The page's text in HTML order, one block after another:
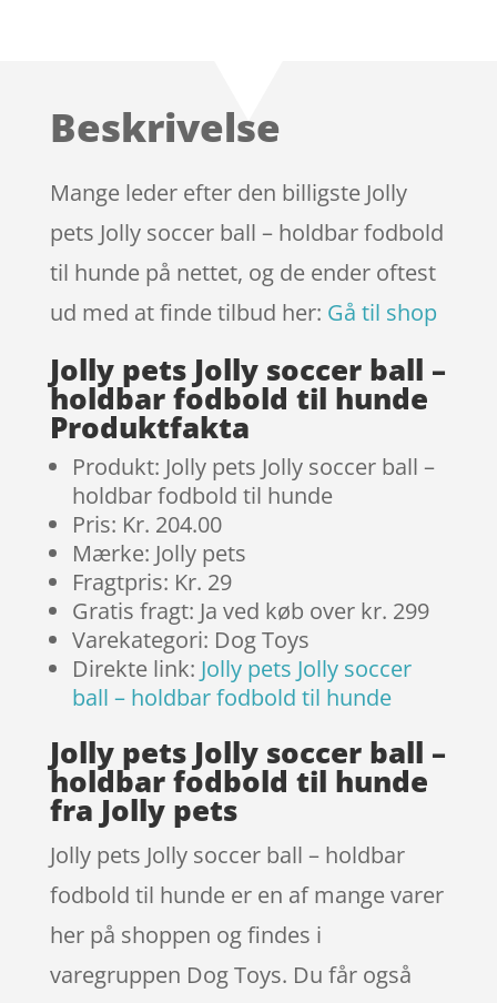
på
ømmels
er
Beskrivelse
Mange leder efter den billigste Jolly
pets Jolly soccer ball – holdbar fodbold
til hunde på nettet, og de ender oftest
ud med at finde tilbud her: Gå til shop
Jolly pets Jolly soccer ball –
holdbar fodbold til hunde
Produktfakta
Produkt: Jolly pets Jolly soccer ball –
holdbar fodbold til hunde
Pris: Kr. 204.00
Mærke: Jolly pets
Fragtpris: Kr. 29
Gratis fragt: Ja ved køb over kr. 299
Varekategori: Dog Toys
Direkte link: Jolly pets Jolly soccer
ball – holdbar fodbold til hunde
Jolly pets Jolly soccer ball –
holdbar fodbold til hunde
fra Jolly pets
Jolly pets Jolly soccer ball – holdbar
fodbold til hunde er en af mange varer
her på shoppen og findes i
varegruppen Dog Toys. Du får også